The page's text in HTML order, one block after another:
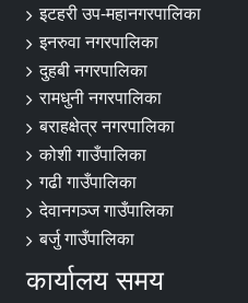
इटहरी उप-महानगरपालिका
इनरुवा नगरपालिका
दुहबी नगरपालिका
रामधुनी नगरपालिका
बराहक्षेत्र नगरपालिका
कोशी गाउँपालिका
गढी गाउँपालिका
देवानगञ्ज गाउँपालिका
बर्जु गाउँपालिका
कार्यालय समय